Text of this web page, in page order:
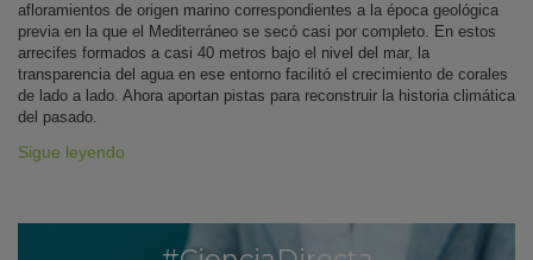
afloramientos de origen marino correspondientes a la época geológica
previa en la que el Mediterráneo se secó casi por completo. En estos
arrecifes formados a casi 40 metros bajo el nivel del mar, la
transparencia del agua en ese entorno facilitó el crecimiento de corales
de lado a lado. Ahora aportan pistas para reconstruir la historia climática
del pasado.
Sigue leyendo